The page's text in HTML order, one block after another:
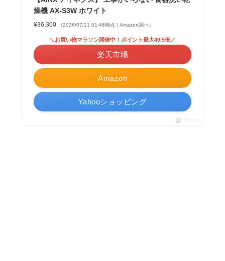
燥機 AX-S3W ホワイト
¥36,300 （2026/07/11 01:46時点 | Amazon調べ）
Amazon
＼お買い物マラソン開催中！ポイント最大49.5倍／
楽天市場
Yahooショッピング
ポチップ